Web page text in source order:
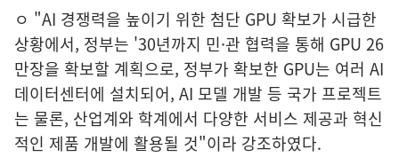
ㅇ "AI 경쟁력을 높이기 위한 첨단 GPU 확보가 시급한
상황에서, 정부는 '30년까지 민·관 협력을 통해 GPU 26
만장을 확보할 계획으로, 정부가 확보한 GPU는 여러 AI
데이터센터에 설치되어, AI 모델 개발 등 국가 프로젝트
는 물론, 산업계와 학계에서 다양한 서비스 제공과 혁신
적인 제품 개발에 활용될 것"이라 강조하였다.